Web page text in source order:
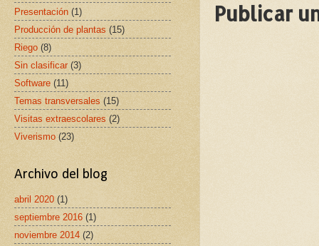
Publicar
Presentación (1)
Producción de plantas (15)
Riego (8)
Sin clasificar (3)
Software (11)
Temas transversales (15)
Visitas extraescolares (2)
Viverismo (23)
Archivo del blog
abril 2020 (1)
septiembre 2016 (1)
noviembre 2014 (2)